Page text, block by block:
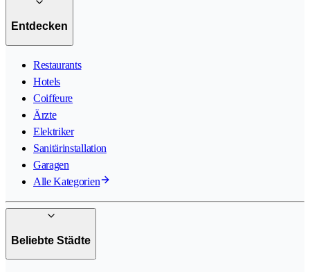
Entdecken
Restaurants
Hotels
Coiffeure
Ärzte
Elektriker
Sanitärinstallation
Garagen
Alle Kategorien
Beliebte Städte